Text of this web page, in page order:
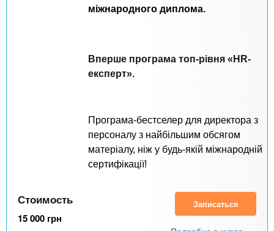
міжнародного диплома.
Вперше програма топ-рівня «HR-
експерт».
Програма-бестселер для директора з
персоналу з найбільшим обсягом
матеріалу, ніж у будь-якій міжнародній
сертифікації!
Стоимость
15 000 грн
Записаться